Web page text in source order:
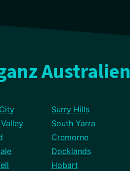
Australien
Surry Hills
South Yarra
Cremorne
Docklands
Hobart